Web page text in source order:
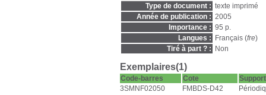
Type de document : texte imprimé
Année de publication : 2005
Importance : 95 p.
Langues :
Français (fre)
Tiré à part ? :
Non
Exemplaires(1)
Code-barres Cote
Support
3SMNF02050
FMBDS-D42